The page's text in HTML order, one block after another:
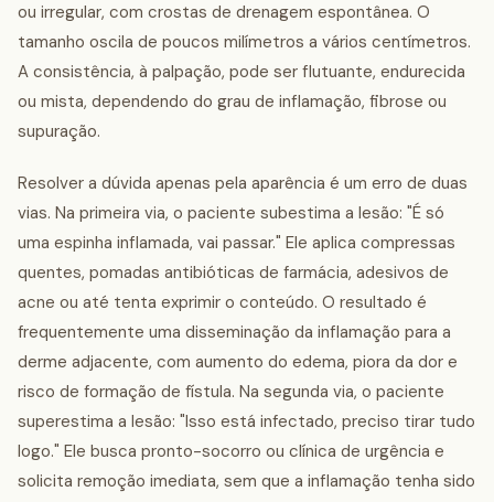
ou irregular, com crostas de drenagem espontânea. O
tamanho oscila de poucos milímetros a vários centímetros.
A consistência, à palpação, pode ser flutuante, endurecida
ou mista, dependendo do grau de inflamação, fibrose ou
supuração.
Resolver a dúvida apenas pela aparência é um erro de duas
vias. Na primeira via, o paciente subestima a lesão: "É só
uma espinha inflamada, vai passar." Ele aplica compressas
quentes, pomadas antibióticas de farmácia, adesivos de
acne ou até tenta exprimir o conteúdo. O resultado é
frequentemente uma disseminação da inflamação para a
derme adjacente, com aumento do edema, piora da dor e
risco de formação de fístula. Na segunda via, o paciente
superestima a lesão: "Isso está infectado, preciso tirar tudo
logo." Ele busca pronto-socorro ou clínica de urgência e
solicita remoção imediata, sem que a inflamação tenha sido